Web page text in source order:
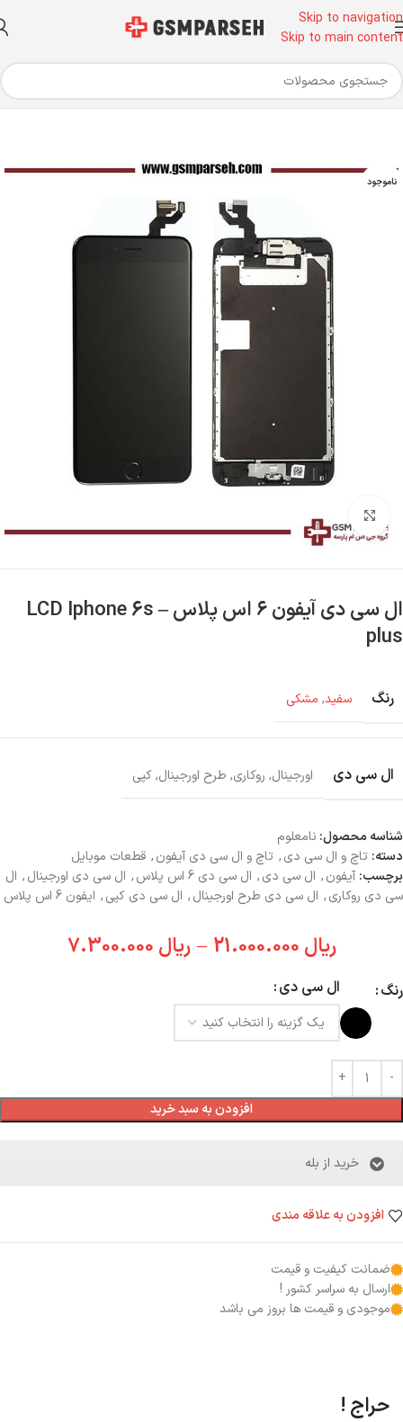
Skip to navigation
Skip to main content
خانه قطعات موبایل تاچ و ال سی دی تاچ و ال سی دی آیفون
ناموجود
بزرگنمایی تصویر
ال سی دی آیفون ۶ اس پلاس – LCD Iphone 6s
plus
رنگ سفید, مشکی
ال سی دی اورجینال, روکاری, طرح اورجینال,کپی
شناسه محصول: نامعلوم
دسته: تاچ و ال سی دی, تاچ و ال سی دی آیفون, قطعات موبایل
برچسب: آیفون, ال سی دی, ال سی دی 6 اس پلاس , ال سی دی اورجینال, ال
سی دی روکاری, ال سی دی طرح اورجینال, ال سی دی کپی, ایفون 6 اس پلاس
ریال – ریال
رنگ ال سی دی
افزودن به سبد خرید
خرید از بله
افزودن به علاقه مندی
ضمانت کیفیت و قیمت
ارسال به سراسر کشور !
موجودی و قیمت ها بروز می باشد
حراج !